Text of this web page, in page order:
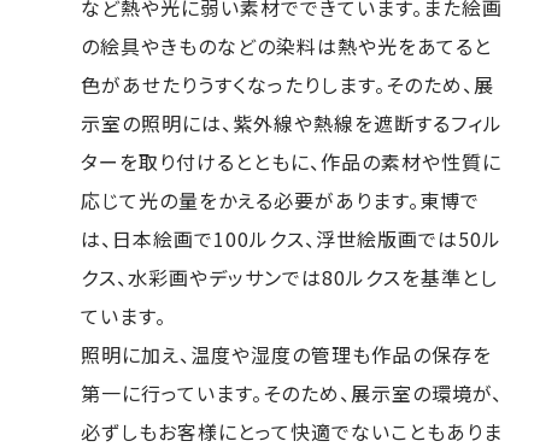
など熱や光に弱い素材でできています。また絵画
の絵具やきものなどの染料は熱や光をあてると
色があせたりうすくなったりします。そのため、展
示室の照明には、紫外線や熱線を遮断するフィル
ターを取り付けるとともに、作品の素材や性質に
応じて光の量をかえる必要があります。東博で
は、日本絵画で100ルクス、浮世絵版画では50ル
クス、水彩画やデッサンでは80ルクスを基準とし
ています。
照明に加え、温度や湿度の管理も作品の保存を
第一に行っています。そのため、展示室の環境が、
必ずしもお客様にとって快適でないこともありま